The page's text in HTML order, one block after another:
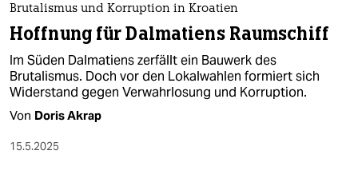
Brutalismus und Korruption in Kroatien
Hoffnung für Dalmatiens Raumschiff
Im Süden Dalmatiens zerfällt ein Bauwerk des
Brutalismus. Doch vor den Lokalwahlen formiert sich
Widerstand gegen Verwahrlosung und Korruption.
Von Doris Akrap
15.5.2025